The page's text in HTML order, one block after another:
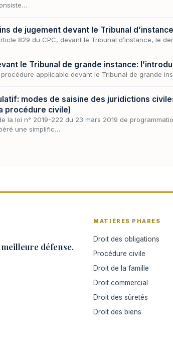
de jugement devant le Tribunal
829 du CPC, devant le Tribunal d’instance, le
le Tribunal de grande instance:
applicable devant le Tribunal de grande
modes de saisine des juridictions
procédure civile)
la loi n° 2019-222 du 23 mars 2019 de
une simplific…
défense.
MATIÈRES PHARES
Droit des obligations
Procédure civile
Droit de la famille
Droit commercial
Droit des sûretés
Droit des biens